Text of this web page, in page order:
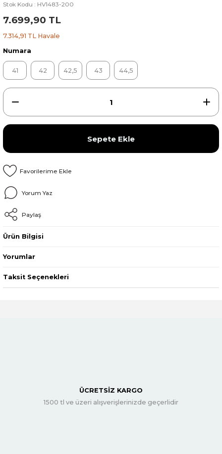
Stok Kodu : HV1483-200
7.699,90 TL
7.314,91 TL Havale
Numara
41 42 42,5 43 44,5
Sepete Ekle
Yorum Yaz
Paylaş
Ürün Bilgisi
Yorumlar
Taksit Seçenekleri
ÜCRETSİZ KARGO
1500 tl ve üzeri alışverişlerinizde geçerlidir